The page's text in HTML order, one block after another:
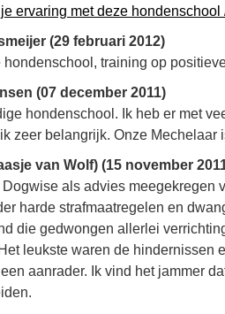
ervaring met deze
(29 februari 2012)
hondenschool, training op
(07 december 2011)
hondenschool. Ik heb er met
zeer belangrijk. Onze
van Wolf) (15 november
als advies meegekregen
harde strafmaatregelen en
die gedwongen allerlei
leukste waren de hindernissen
aanrader. Ik vind het jammer